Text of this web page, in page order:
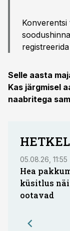
Konverentsi
registreerida
Selle aasta
Kas järgmisel
naabritega
05.08.26, 11:55
Hea
küsitlus
ootavad